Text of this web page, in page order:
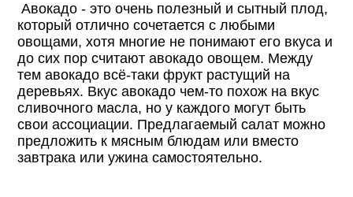
Авокадо - это очень полезный и сытный плод,
который отлично сочетается с любыми
овощами, хотя многие не понимают его вкуса и
до сих пор считают авокадо овощем. Между
тем авокадо всё-таки фрукт растущий на
деревьях. Вкус авокадо чем-то похож на вкус
сливочного масла, но у каждого могут быть
свои ассоциации. Предлагаемый салат можно
предложить к мясным блюдам или вместо
завтрака или ужина самостоятельно.